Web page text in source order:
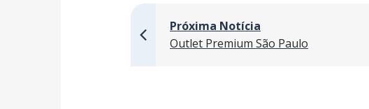
Próxima Notícia
Outlet Premium São Paulo